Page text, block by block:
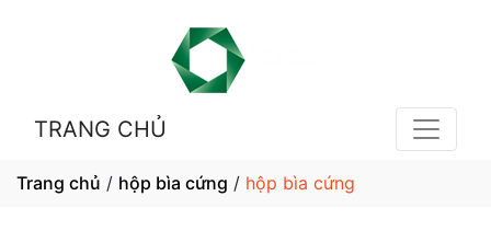
TRANG CHỦ
Trang chủ / hộp bìa cứng / hộp bìa cứng